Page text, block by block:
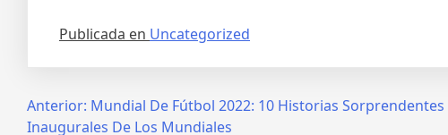
Publicada en Uncategorized
Navegación
Anterior: Mundial De Fútbol 2022: 10 Historias Sorprendentes
Inaugurales De Los Mundiales